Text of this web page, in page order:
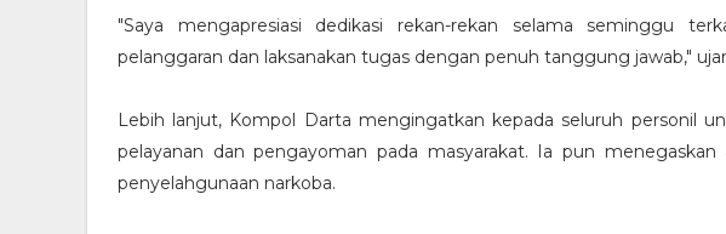
"Saya mengapresiasi dedikasi rekan-rekan selama seminggu
pelanggaran dan laksanakan tugas dengan penuh tanggung jawab,"
Lebih lanjut, Kompol Darta mengingatkan kepada seluruh personil
pelayanan dan pengayoman pada masyarakat. Ia pun
penyelahgunaan narkoba.